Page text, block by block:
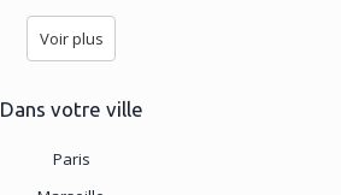
Voir plus
Dans votre ville
Paris